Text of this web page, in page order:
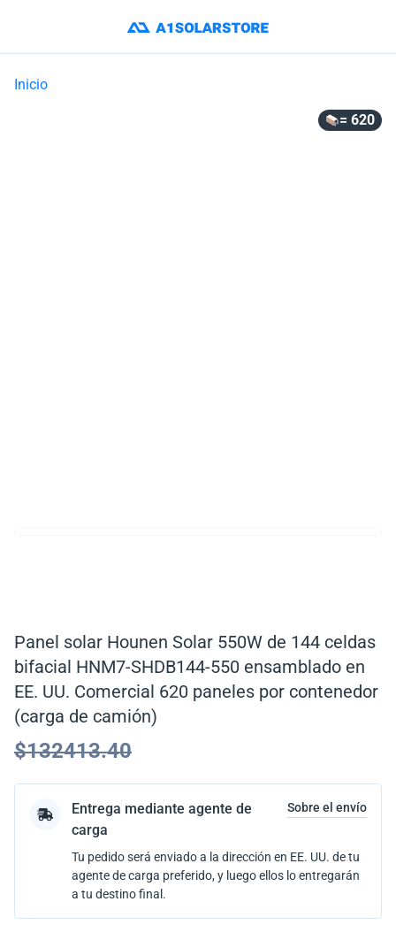
Inicio
= 620
Panel solar Hounen Solar 550W de 144 celdas
bifacial HNM7-SHDB144-550 ensamblado en
EE. UU. Comercial 620 paneles por contenedor
(carga de camión)
$132413.40
Entrega mediante agente de
carga
Sobre el envío
Tu pedido será enviado a la dirección en EE. UU. de tu
agente de carga preferido, y luego ellos lo entregarán
a tu destino final.